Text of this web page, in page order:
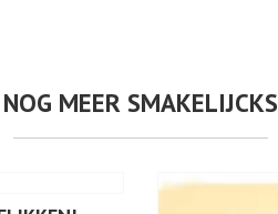
NOG MEER SMAKELIJCKS